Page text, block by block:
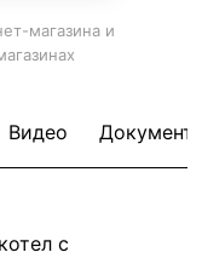
магазина и
Видео
с